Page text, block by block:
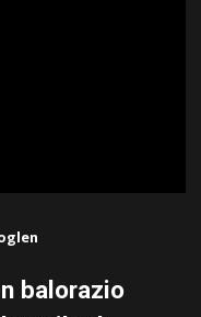
balorazio